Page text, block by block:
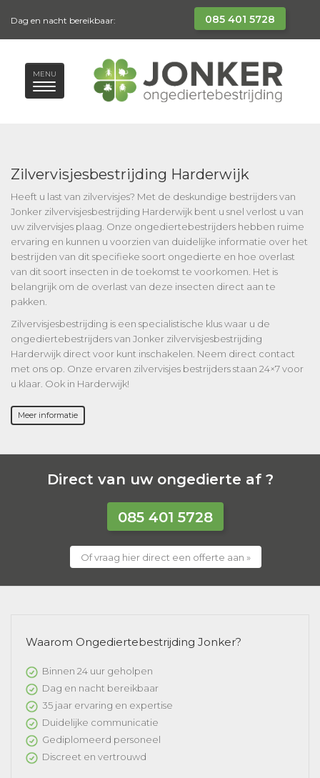
Dag en nacht bereikbaar: 085 401 5728
MENU
Zilvervisjesbestrijding Harderwijk
Heeft u last van zilvervisjes? Met de deskundige bestrijders van
Jonker zilvervisjesbestrijding Harderwijk bent u snel verlost u van
uw zilvervisjes plaag. Onze ongediertebestrijders hebben ruime
ervaring en kunnen u voorzien van duidelijke informatie over het
bestrijden van dit specifieke soort ongedierte en hoe overlast
van dit soort insecten in de toekomst te voorkomen. Het is
belangrijk om de overlast van deze insecten direct aan te
pakken.
Zilvervisjesbestrijding is een specialistische klus waar u de
ongediertebestrijders van Jonker zilvervisjesbestrijding
Harderwijk direct voor kunt inschakelen. Neem direct contact
met ons op. Onze ervaren zilvervisjes bestrijders staan 24×7 voor
u klaar. Ook in Harderwijk!
Meer informatie
Direct van uw ongedierte af ?
085 401 5728
Of vraag hier direct een offerte aan »
Waarom Ongediertebestrijding Jonker?
Binnen 24 uur geholpen
Dag en nacht bereikbaar
35 jaar ervaring en expertise
Duidelijke communicatie
Gediplomeerd personeel
Discreet en vertrouwd